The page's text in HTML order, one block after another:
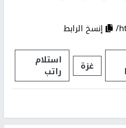
إنسخ الرابط
غزة استلام
راتب